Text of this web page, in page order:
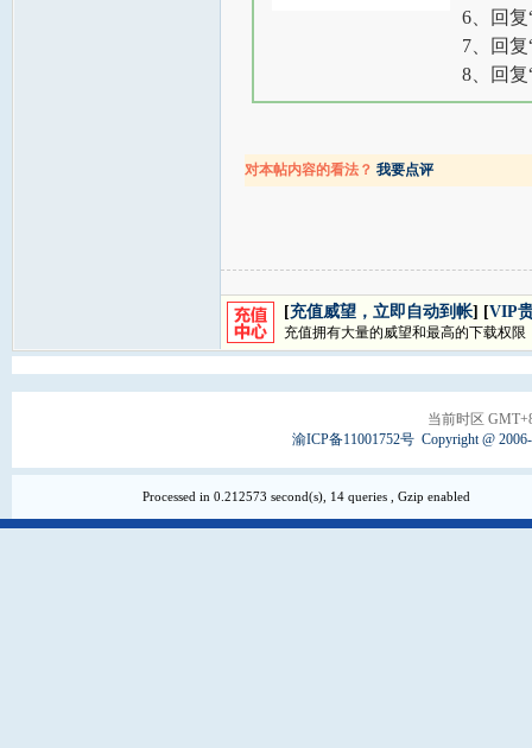
6、回复
7、回复
8、回复
对本帖内容的看法？ 我要点评
[充值威望，立即自动到帐] [VIP
充值拥有大量的威望和最高的下载权限
当前时区
渝ICP备11001752号 Copyright @
Processed in 0.212573 second(s), 14 queries , Gzip enabled